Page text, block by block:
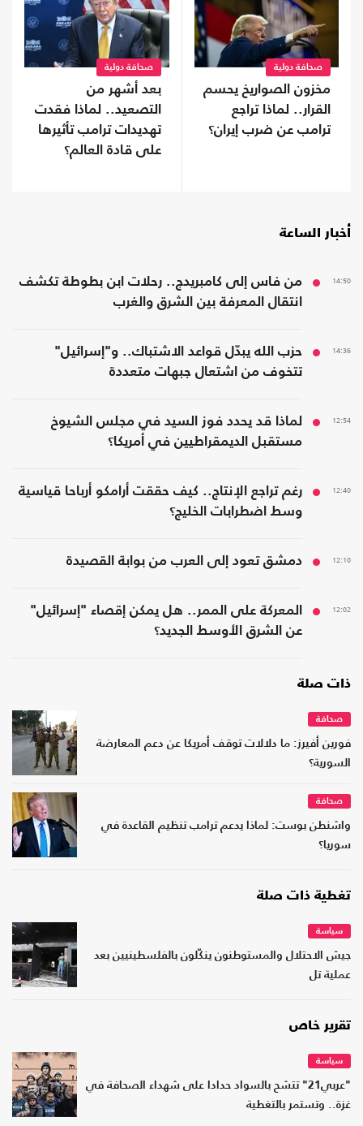
صحافة دولية
مخزون الصواريخ يحسم
القرار.. لماذا تراجع
ترامب عن ضرب إيران؟
صحافة دولية
بعد أشهر من
التصعيد.. لماذا فقدت
تهديدات ترامب تأثيرها
على قادة العالم؟
أخبار الساعة
14:50
من فاس إلى كامبريدج.. رحلات ابن بطوطة تكشف
انتقال المعرفة بين الشرق والغرب
14:36
حزب الله يبدّل قواعد الاشتباك.. و"إسرائيل"
تتخوف من اشتعال جبهات متعددة
12:54
لماذا قد يحدد فوز السيد في مجلس الشيوخ
مستقبل الديمقراطيين في أمريكا؟
12:40
رغم تراجع الإنتاج.. كيف حققت أرامكو أرباحا قياسية
وسط اضطرابات الخليج؟
12:10 دمشق تعود إلى العرب من بوابة القصيدة
12:02
المعركة على الممر.. هل يمكن إقصاء "إسرائيل"
عن الشرق الأوسط الجديد؟
ذات صلة
صحافة
فورين أفيرز: ما دلالات توقف أمريكا عن دعم المعارضة
السورية؟
صحافة
واشنطن بوست: لماذا يدعم ترامب تنظيم القاعدة في
سوريا؟
تغطية ذات صلة
سياسة
جيش الاحتلال والمستوطنون ينكّلون بالفلسطينيين بعد
عملية تل
تقرير خاص
سياسة
"عربي21" تتشح بالسواد حدادا على شهداء الصحافة في
غزة.. وتستمر بالتغطية